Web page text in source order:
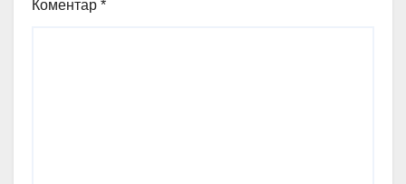
Коментар *